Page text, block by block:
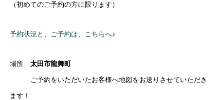
（初めてのご予約の方に限ります）
予約状況と、ご予約は、こちらへ♪
場所 太田市龍舞町
ご予約をいただいたお客様へ地図をお送りさせていただき
ます！